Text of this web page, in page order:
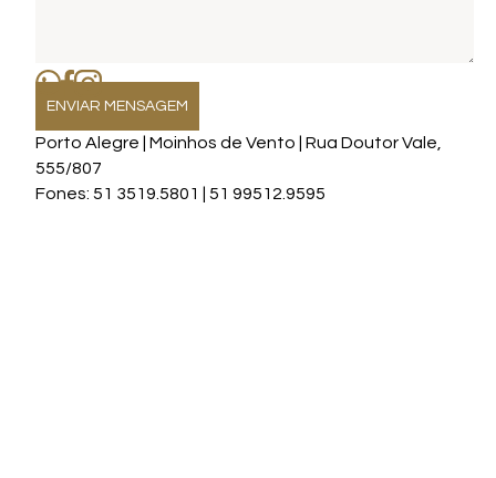
Porto Alegre | Moinhos de Vento | Rua Doutor Vale,
555/807
Fones: 51 3519.5801 | 51 99512.9595